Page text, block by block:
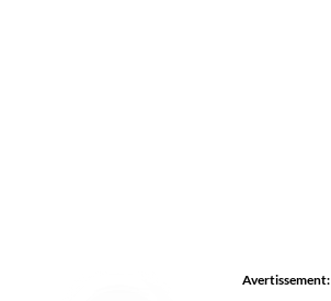
Avertissement: